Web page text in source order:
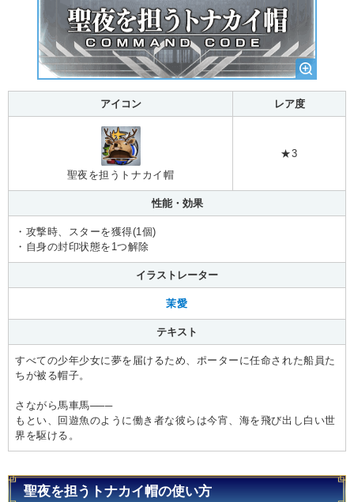
アイコン レア度
聖夜を担うトナカイ帽
★3
性能・効果
・攻撃時、スターを獲得(1個)
・自身の封印状態を1つ解除
イラストレーター
茉愛
テキスト
すべての少年少女に夢を届けるため、ポーターに任命された船員た
ちが被る帽子。
さながら馬車馬───
もとい、回遊魚のように働き者な彼らは今宵、海を飛び出し白い世
界を駆ける。
聖夜を担うトナカイ帽の使い方